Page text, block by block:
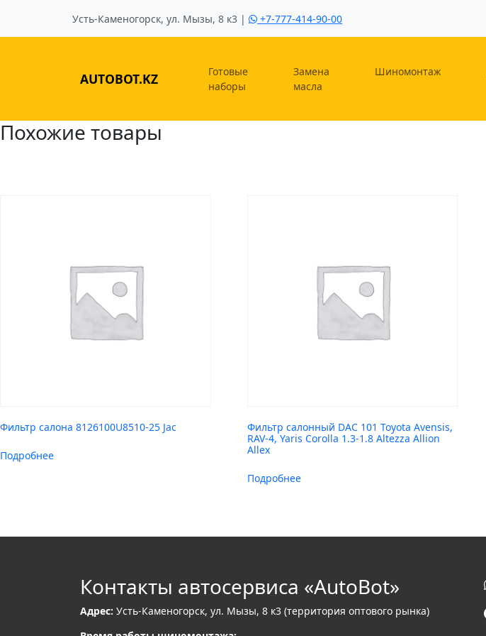
Усть-Каменогорск, ул. Мызы, 8 к3 | +7-777-414-90-00
AUTOBOT.KZ
Готовые
наборы
Замена
масла
Шиномонтаж
Похожие товары
Фильтр салона 8126100U8510-25 Jac
Подробнее
Фильтр салонный DAC 101 Toyota Avensis,
RAV-4, Yaris Corolla 1.3-1.8 Altezza Allion
Allex
Подробнее
Контакты автосервиса «AutoBot»
Адрес: Усть-Каменогорск, ул. Мызы, 8 к3 (территория оптового рынка)